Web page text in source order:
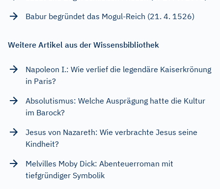
Babur begründet das Mogul-Reich (21. 4. 1526)
Weitere Artikel aus der Wissensbibliothek
Napoleon I.: Wie verlief die legendäre Kaiserkrönung
in Paris?
Absolutismus: Welche Ausprägung hatte die Kultur
im Barock?
Jesus von Nazareth: Wie verbrachte Jesus seine
Kindheit?
Melvilles Moby Dick: Abenteuerroman mit
tiefgründiger Symbolik